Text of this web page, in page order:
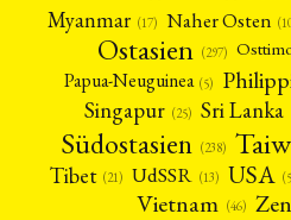
Myanmar (17) Naher Osten
Ostasien (297)
Papua-Neuguinea (5)
Singapur (25) Sri Lanka
Südostasien (238)
Tibet (21) UdSSR (13) USA
Vietnam (46)